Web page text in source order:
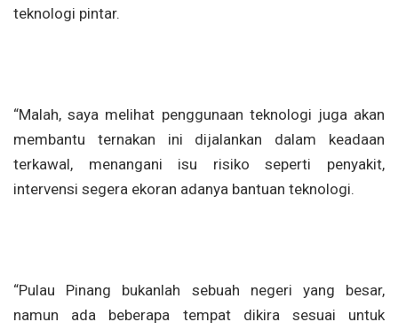
teknologi pintar.
“Malah, saya melihat penggunaan teknologi juga akan
membantu ternakan ini dijalankan dalam keadaan
terkawal, menangani isu risiko seperti penyakit,
intervensi segera ekoran adanya bantuan teknologi.
“Pulau Pinang bukanlah sebuah negeri yang besar,
namun ada beberapa tempat dikira sesuai untuk